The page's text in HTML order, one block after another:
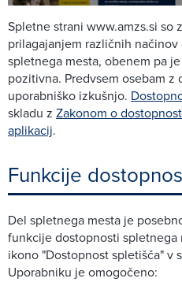
Spletne strani www.amzs.si so
prilagajanjem različnih
spletnega mesta, obenem pa
pozitivna. Predvsem osebam
uporabniško izkušnjo.
skladu z Zakonom o
aplikacij.
Funkcije
Del spletnega mesta je
funkcije dostopnosti spletnega
ikono "Dostopnost spletišča" v
Uporabniku je omogočeno: